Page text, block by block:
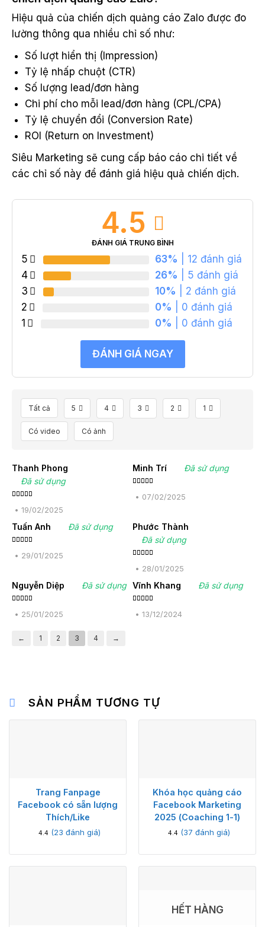
Hiệu quả của chiến dịch quảng cáo Zalo được đo
lường thông qua nhiều chỉ số như:
Số lượt hiển thị (Impression)
Tỷ lệ nhấp chuột (CTR)
Số lượng lead/đơn hàng
Chi phí cho mỗi lead/đơn hàng (CPL/CPA)
Tỷ lệ chuyển đổi (Conversion Rate)
ROI (Return on Investment)
Siêu Marketing sẽ cung cấp báo cáo chi tiết về
các chỉ số này để đánh giá hiệu quả chiến dịch.
4.5
ĐÁNH GIÁ TRUNG BÌNH
5 63% | 12 đánh giá
4
26% | 5 đánh giá
3
10% | 2 đánh giá
2
0% | 0 đánh giá
1
0% | 0 đánh giá
ĐÁNH GIÁ NGAY
Tất cả 5 4 3 2 1
Có video Có ảnh
Thanh Phong
Đã sử dụng
hạng55
sao• 19/02/2025
Minh Trí Đã sử dụng
hạng5 5
sao• 07/02/2025
Tuấn Anh Đã sử dụng
xếp hạng
5 sao
• 29/01/2025
Phước Thành
Đã sử dụng
hạng5 5
sao• 28/01/2025
Nguyễn Diệp Đã sử dụng
xếp hạng
5 sao
• 25/01/2025
Vĩnh Khang Đã sử dụng
xếp hạng
5 sao
• 13/12/2024
← 1 2 3 4 →
SẢN PHẨM TƯƠNG TỰ
Trang Fanpage
Facebook có sẵn lượng
Thích/Like
4.4 (23 đánh giá)
Khóa học quảng cáo
Facebook Marketing
2025 (Coaching 1-1)
4.4 (37 đánh giá)
HẾT HÀNG